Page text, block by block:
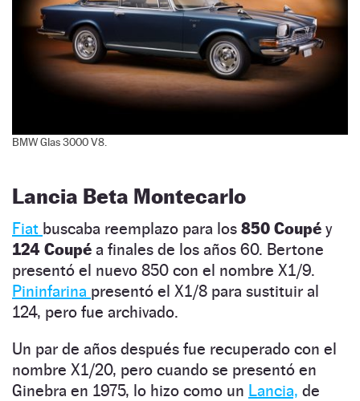
BMW Glas 3000 V8.
Lancia Beta Montecarlo
Fiat buscaba reemplazo para los 850 Coupé y
124 Coupé a finales de los años 60. Bertone
presentó el nuevo 850 con el nombre X1/9.
Pininfarina presentó el X1/8 para sustituir al
124, pero fue archivado.
Un par de años después fue recuperado con el
nombre X1/20, pero cuando se presentó en
Ginebra en 1975, lo hizo como un Lancia, de